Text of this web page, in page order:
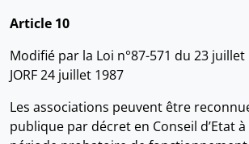
Article 10
Modifié par la Loi n°87-571 du 23 juillet
JORF 24 juillet 1987
Les associations peuvent être
publique par décret en Conseil d’Etat à